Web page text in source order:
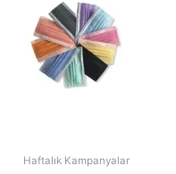
Haftalık Kampanyalar